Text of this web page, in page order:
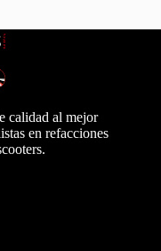
calidad al mejor
en refacciones